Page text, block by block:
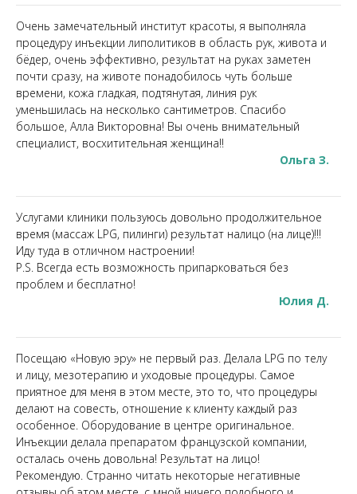
Очень замечательный институт красоты, я выполняла
процедуру инъекции липолитиков в область рук, живота и
бёдер, очень эффективно, результат на руках заметен
почти сразу, на животе понадобилось чуть больше
времени, кожа гладкая, подтянутая, линия рук
уменьшилась на несколько сантиметров. Спасибо
большое, Алла Викторовна! Вы очень внимательный
специалист, восхитительная женщина!!
Ольга З.
Услугами клиники пользуюсь довольно продолжительное
время (массаж LPG, пилинги) результат налицо (на лице)!!!
Иду туда в отличном настроении!
P.S. Всегда есть возможность припарковаться без
проблем и бесплатно!
Юлия Д.
Посещаю «Новую эру» не первый раз. Делала LPG по телу
и лицу, мезотерапию и уходовые процедуры. Самое
приятное для меня в этом месте, это то, что процедуры
делают на совесть, отношение к клиенту каждый раз
особенное. Оборудование в центре оригинальное.
Инъекции делала препаратом французской компании,
осталась очень довольна! Результат на лицо!
Рекомендую. Странно читать некоторые негативные